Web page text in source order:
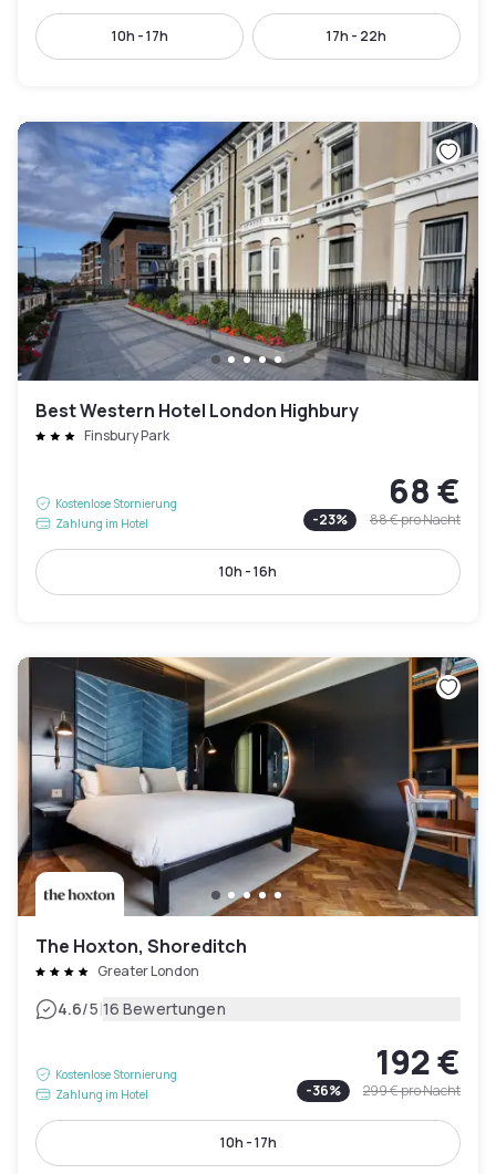
10h - 17h 17h - 22h
Best Western Hotel London Highbury
Finsbury Park
Kostenlose Stornierung
Zahlung im Hotel
68 €
-23% 88 €pro Nacht
10h - 16h
The Hoxton, Shoreditch
Greater London
4.6/5|16 Bewertungen
Kostenlose Stornierung
Zahlung im Hotel
192 €
-36% 299 €pro Nacht
10h - 17h